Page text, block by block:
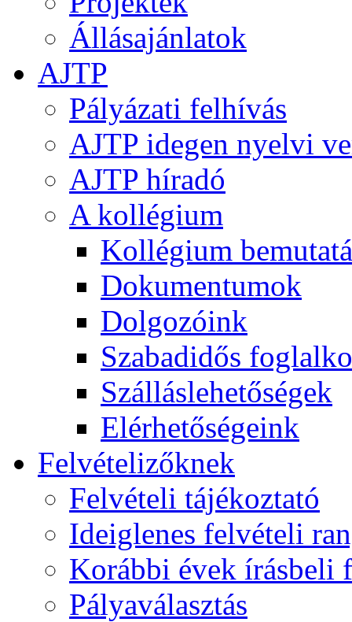
Állásajánlatok
AJTP
Pályázati felhívás
AJTP idegen nyelvi
AJTP híradó
A kollégium
Kollégium
Dokumentumok
Dolgozóink
Szabadidős
Szálláslehetőségek
Elérhetőségeink
Felvételizőknek
Felvételi tájékoztató
Ideiglenes felvételi
Korábbi évek írásbeli
Pályaválasztás